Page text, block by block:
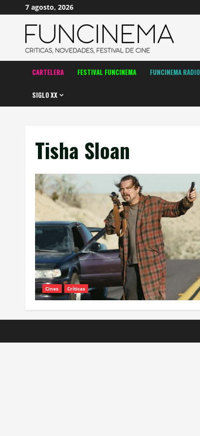
contenido
7 agosto, 2026
CARTELERA FESTIVAL FUNCINEMA FUNCINEMA RADIO
SIGLO XX
Tisha Sloan
Cines Críticas